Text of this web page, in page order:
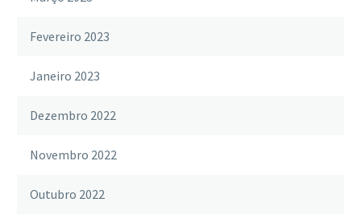
Fevereiro 2023
Janeiro 2023
Dezembro 2022
Novembro 2022
Outubro 2022